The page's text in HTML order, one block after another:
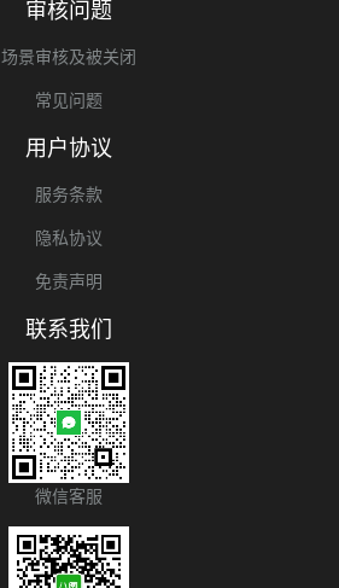
审核问题
场景审核及被关闭
常见问题
用户协议
服务条款
隐私协议
免责声明
联系我们
微信客服